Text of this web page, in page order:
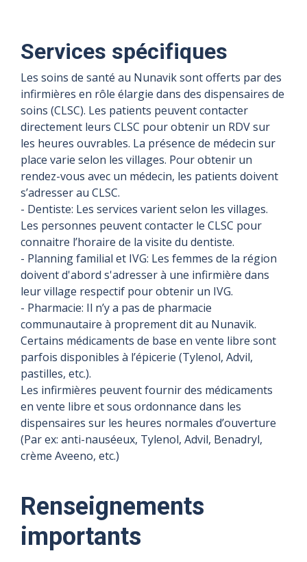
Services spécifiques
Les soins de santé au Nunavik sont offerts par des
infirmières en rôle élargie dans des dispensaires de
soins (CLSC). Les patients peuvent contacter
directement leurs CLSC pour obtenir un RDV sur
les heures ouvrables. La présence de médecin sur
place varie selon les villages. Pour obtenir un
rendez-vous avec un médecin, les patients doivent
s’adresser au CLSC.
- Dentiste: Les services varient selon les villages.
Les personnes peuvent contacter le CLSC pour
connaitre l’horaire de la visite du dentiste.
- Planning familial et IVG: Les femmes de la région
doivent d'abord s'adresser à une infirmière dans
leur village respectif pour obtenir un IVG.
- Pharmacie: Il n’y a pas de pharmacie
communautaire à proprement dit au Nunavik.
Certains médicaments de base en vente libre sont
parfois disponibles à l’épicerie (Tylenol, Advil,
pastilles, etc.).
Les infirmières peuvent fournir des médicaments
en vente libre et sous ordonnance dans les
dispensaires sur les heures normales d’ouverture
(Par ex: anti-nauséeux, Tylenol, Advil, Benadryl,
crème Aveeno, etc.)
Renseignements
importants